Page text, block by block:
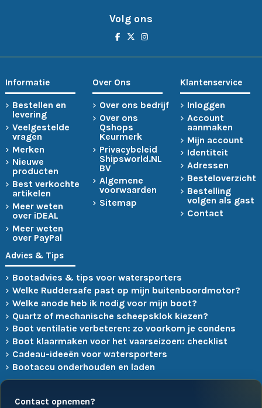
Volg ons
Informatie
Bestellen en
levering
Veelgestelde
vragen
Merken
Nieuwe
producten
Best verkochte
artikelen
Meer weten
over iDEAL
Meer weten
over PayPal
Over Ons
Over ons bedrijf
Over ons
Qshops
Keurmerk
Privacybeleid
Shipsworld.NL
BV
Algemene
voorwaarden
Sitemap
Klantenservice
Inloggen
Account
aanmaken
Mijn account
Identiteit
Adressen
Besteloverzicht
Bestelling
volgen als gast
Contact
Advies & Tips
Bootadvies & tips voor watersporters
Welke Ruddersafe past op mijn buitenboordmotor?
Welke anode heb ik nodig voor mijn boot?
Quartz of mechanische scheepsklok kiezen?
Boot ventilatie verbeteren: zo voorkom je condens
Boot klaarmaken voor het vaarseizoen: checklist
Cadeau-ideeën voor watersporters
Bootaccu onderhouden en laden
Contact opnemen?